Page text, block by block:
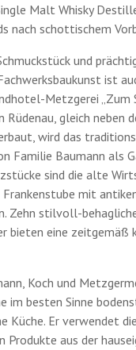
Malt Whisky
nach schottischem
und
ist
Metzgerei „Zum
Rüdenau, gleich neben
wird das
Familie Baumann als
sind die alte
mit
Zehn stilvoll-
bieten eine zeitgemäß
Koch und
im besten Sinne
Küche. Er verwendet die
Produkte aus der